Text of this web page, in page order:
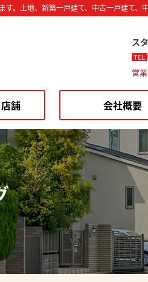
。土地、新築一戸建て、中古一戸建て、
ス
TEL
営
舗 会社概要